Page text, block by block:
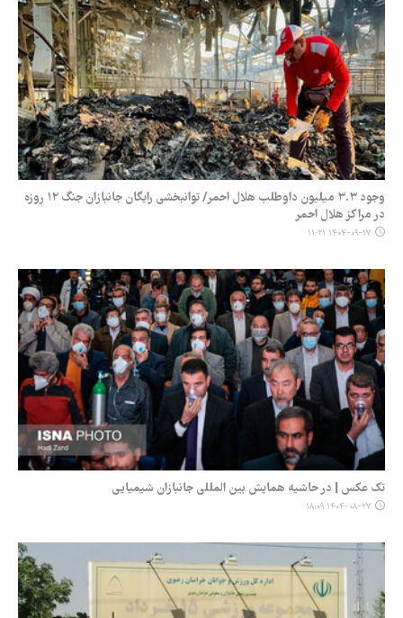
وجود ۳.۳ میلیون داوطلب هلال احمر/ توانبخشی رایگان جانبازان جنگ ۱۲ روزه
در مراکز هلال احمر
۱۴۰۴-۰۹-۱۷ ۱۱:۲۱
تک عکس | در حاشیه همایش بین المللی جانبازان شیمیایی
۱۴۰۴-۰۸-۲۷ ۱۸:۰۹